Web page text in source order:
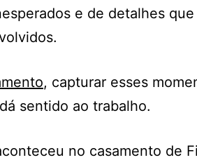
e de detalhes que
, capturar esses
sentido ao trabalho.
no casamento de